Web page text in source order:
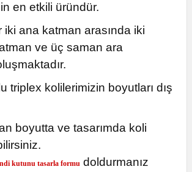
en etkili üründür.
iki ana katman arasında iki
ve üç saman ara
triplex kolilerimizin boyutları dış
boyutta ve tasarımda koli
kutunu tasarla formu doldurmanız